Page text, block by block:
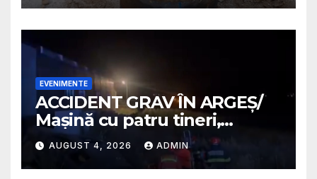
EVENIMENTE
ACCIDENT GRAV ÎN ARGEȘ/
Mașină cu patru tineri,
răsturnată pe un câmp la
Micești/ Doi sunt în stare
gravă
AUGUST 4, 2026 ADMIN